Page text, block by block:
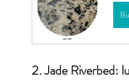
2. Jade Riverbed: